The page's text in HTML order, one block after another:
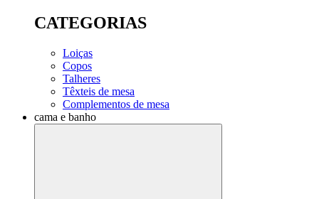
CATEGORIAS
Loiças
Copos
Talheres
Têxteis de mesa
Complementos de mesa
cama e banho